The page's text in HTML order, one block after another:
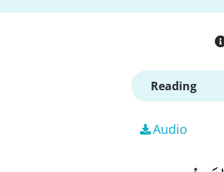
Reading
Audio